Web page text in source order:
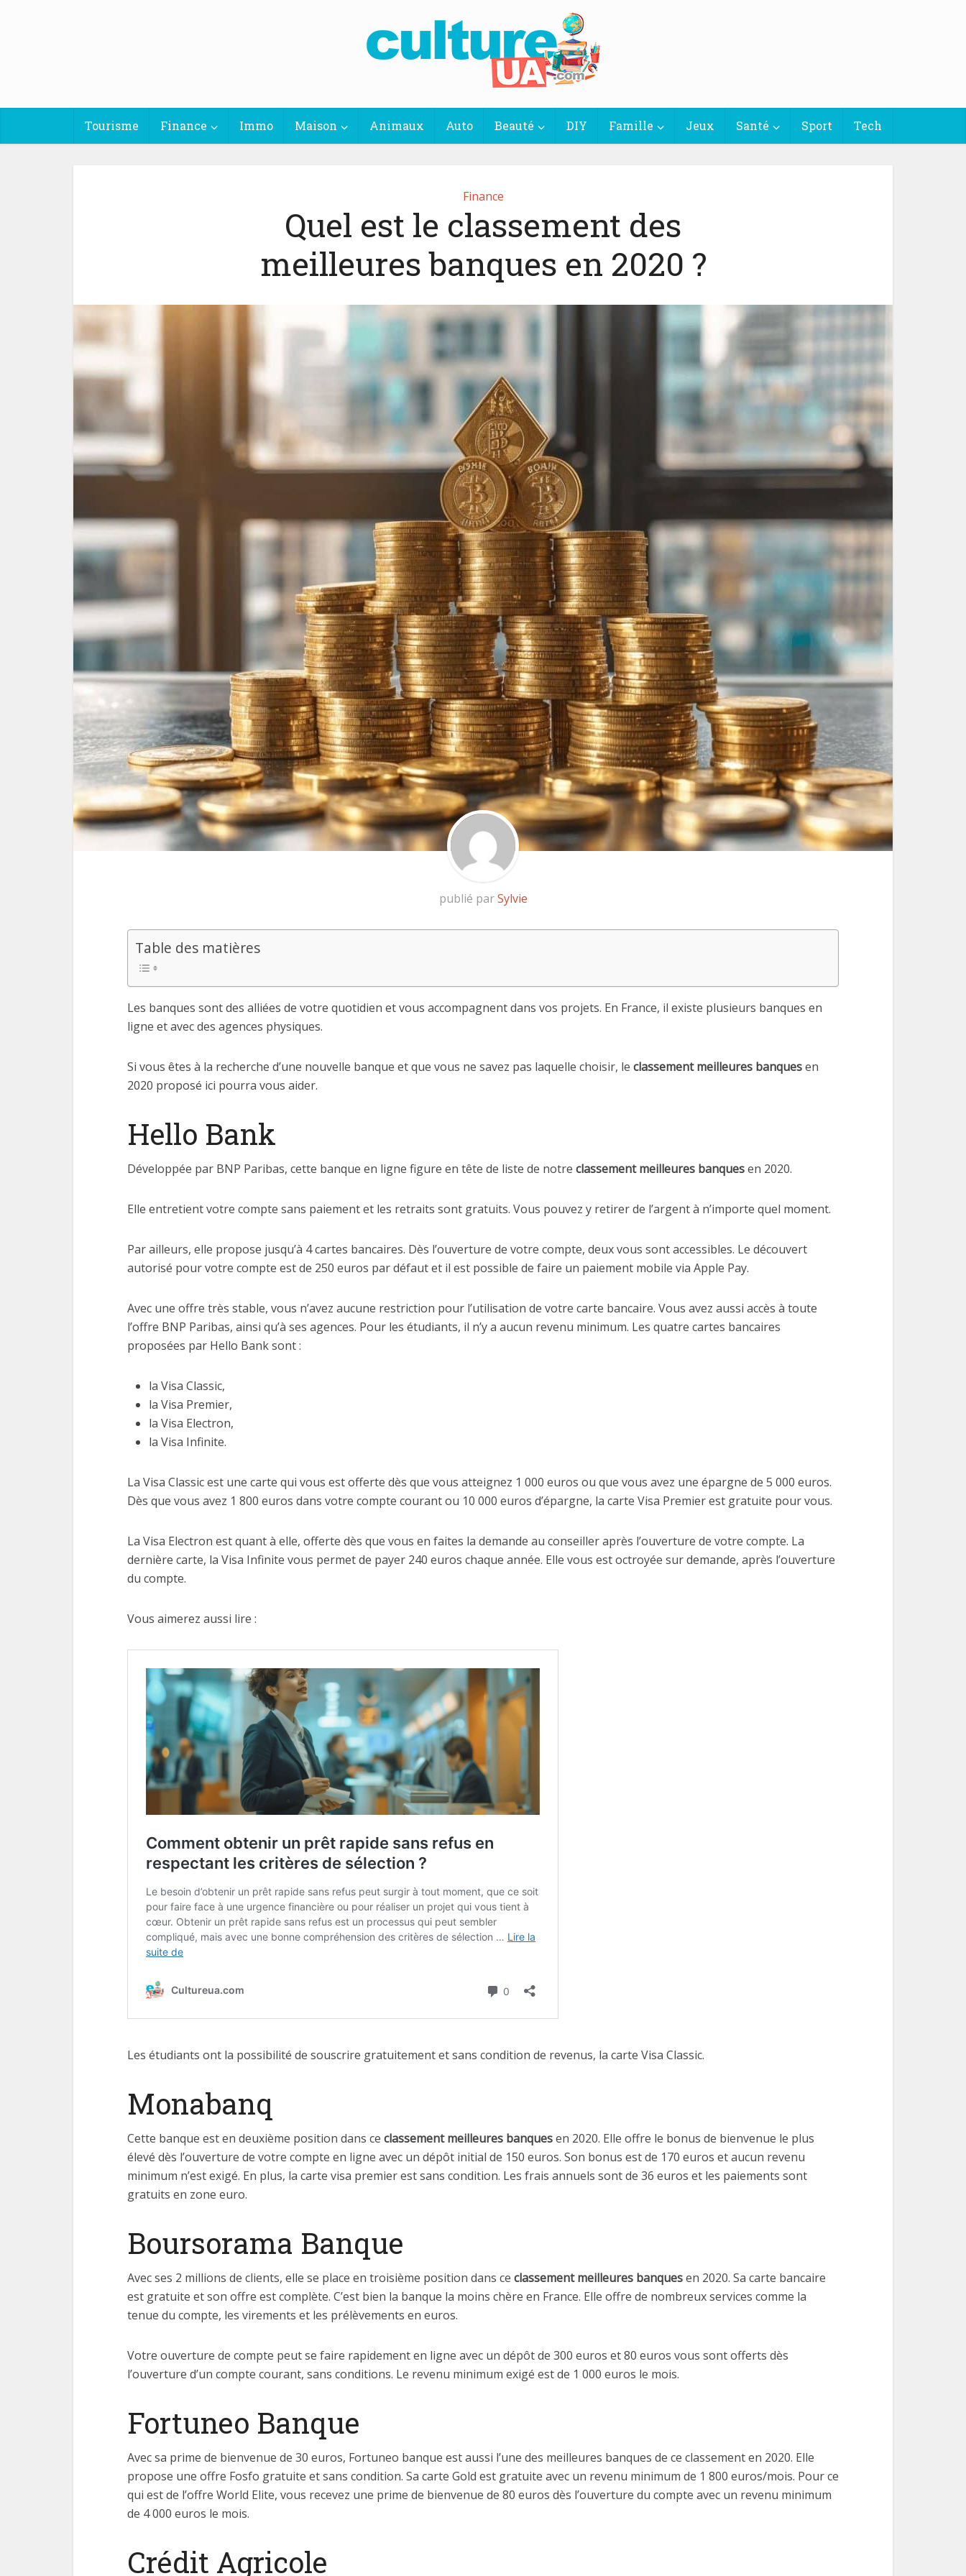
Tourisme Finance Immo Maison Animaux Auto Beauté DIY Famille Jeux Santé Sport Tech
Finance
Quel est le classement des
meilleures banques en 2020 ?
publié parSylvie
Table des matières
Les banques sont des alliées de votre quotidien et vous accompagnent dans vos projets. En France, il existe plusieurs banques en
ligne et avec des agences physiques.
Si vous êtes à la recherche d’une nouvelle banque et que vous ne savez pas laquelle choisir, le classement meilleures banquesen
2020 proposé ici pourra vous aider.
Hello Bank
Développée par BNP Paribas, cette banque en ligne figure en tête de liste de notre classement meilleures banquesen 2020.
Elle entretient votre compte sans paiement et les retraits sont gratuits. Vous pouvez y retirer de l’argent à n’importe quel moment.
Par ailleurs, elle propose jusqu’à 4 cartes bancaires. Dès l’ouverture de votre compte, deux vous sont accessibles. Le découvert
autorisé pour votre compte est de 250 euros par défaut et il est possible de faire un paiement mobile via Apple Pay.
Avec une offre très stable, vous n’avez aucune restriction pour l’utilisation de votre carte bancaire. Vous avez aussi accès à toute
l’offre BNP Paribas, ainsi qu’à ses agences. Pour les étudiants, il n’y a aucun revenu minimum. Les quatre cartes bancaires
proposées par Hello Bank sont :
la Visa Classic,
la Visa Premier,
la Visa Electron,
la Visa Infinite.
La Visa Classic est une carte qui vous est offerte dès que vous atteignez 1 000 euros ou que vous avez une épargne de 5 000 euros.
Dès que vous avez 1 800 euros dans votre compte courant ou 10 000 euros d’épargne, la carte Visa Premier est gratuite pour vous.
La Visa Electron est quant à elle, offerte dès que vous en faites la demande au conseiller après l’ouverture de votre compte. La
dernière carte, la Visa Infinite vous permet de payer 240 euros chaque année. Elle vous est octroyée sur demande, après l’ouverture
du compte.
Vous aimerez aussi lire :
Les étudiants ont la possibilité de souscrire gratuitement et sans condition de revenus, la carte Visa Classic.
Monabanq
Cette banque est en deuxième position dans ce classement meilleures banquesen 2020. Elle offre le bonus de bienvenue le plus
élevé dès l’ouverture de votre compte en ligne avec un dépôt initial de 150 euros. Son bonus est de 170 euros et aucun revenu
minimum n’est exigé. En plus, la carte visa premier est sans condition. Les frais annuels sont de 36 euros et les paiements sont
gratuits en zone euro.
Boursorama Banque
Avec ses 2 millions de clients, elle se place en troisième position dans ce classement meilleures banquesen 2020. Sa carte bancaire
est gratuite et son offre est complète. C’est bien la banque la moins chère en France. Elle offre de nombreux services comme la
tenue du compte, les virements et les prélèvements en euros.
Votre ouverture de compte peut se faire rapidement en ligne avec un dépôt de 300 euros et 80 euros vous sont offerts dès
l’ouverture d’un compte courant, sans conditions. Le revenu minimum exigé est de 1 000 euros le mois.
Fortuneo Banque
Avec sa prime de bienvenue de 30 euros, Fortuneo banque est aussi l’une des meilleures banques de ce classement en 2020. Elle
propose une offre Fosfo gratuite et sans condition. Sa carte Gold est gratuite avec un revenu minimum de 1 800 euros/mois. Pour ce
qui est de l’offre World Elite, vous recevez une prime de bienvenue de 80 euros dès l’ouverture du compte avec un revenu minimum
de 4 000 euros le mois.
Crédit Agricole